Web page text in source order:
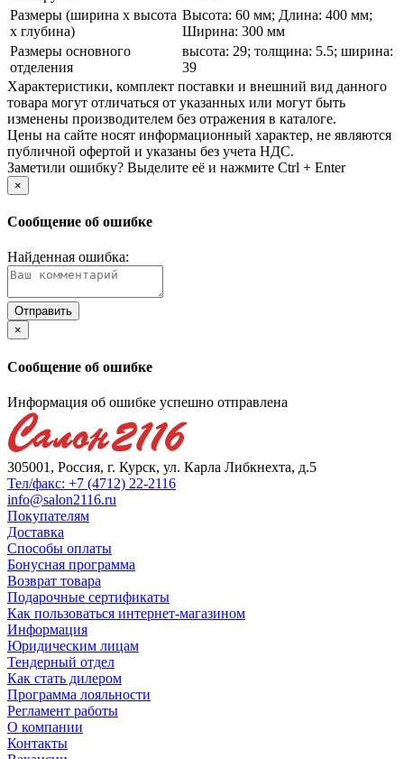
Размеры (ширина х высота
х глубина)
Высота: 60 мм; Длина: 400 мм;
Ширина: 300 мм
Размеры основного
отделения
высота: 29; толщина: 5.5; ширина:
39
Xарактеристики, комплект поставки и внешний вид данного
товара могут отличаться от указанных или могут быть
изменены производителем без отражения в каталоге.
Цены на сайте носят информационный характер, не являются
публичной офертой и указаны без учета НДС.
Заметили ошибку? Выделите её и нажмите Ctrl + Enter
×
Сообщение об ошибке
Найденная ошибка:
×
Сообщение об ошибке
Информация об ошибке успешно отправлена
305001, Россия, г. Курск, ул. Карла Либкнехта, д.5
Тел/факс: +7 (4712) 22-2116
info@salon2116.ru
Покупателям
Доставка
Способы оплаты
Бонусная программа
Возврат товара
Подарочные сертификаты
Как пользоваться интернет-магазином
Информация
Юридическим лицам
Тендерный отдел
Как стать дилером
Программа лояльности
Регламент работы
О компании
Контакты